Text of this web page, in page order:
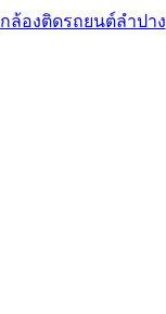
กล้องติดรถยนต์ลำปาง